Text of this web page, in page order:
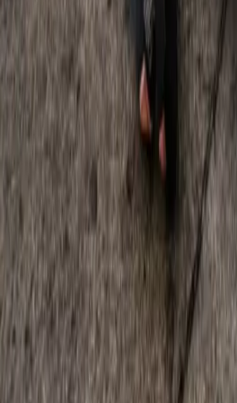
Ambiente Seguro
Proteção Ativa
Sua segurança é inegociável.
SSL de 256 bits
e processamento
conformidade com a LGPD.
Pagamentos Aceitos
Pix
Visa
Master
Elo
American Express
SSL SECURE
Verificado
ETSTORE
. Todos os